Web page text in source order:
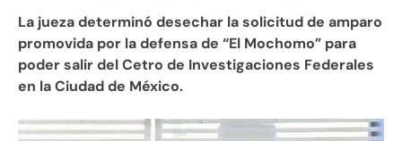
La jueza determinó desechar la solicitud de amparo
promovida por la defensa de “El Mochomo” para
poder salir del Cetro de Investigaciones Federales
en la Ciudad de México.